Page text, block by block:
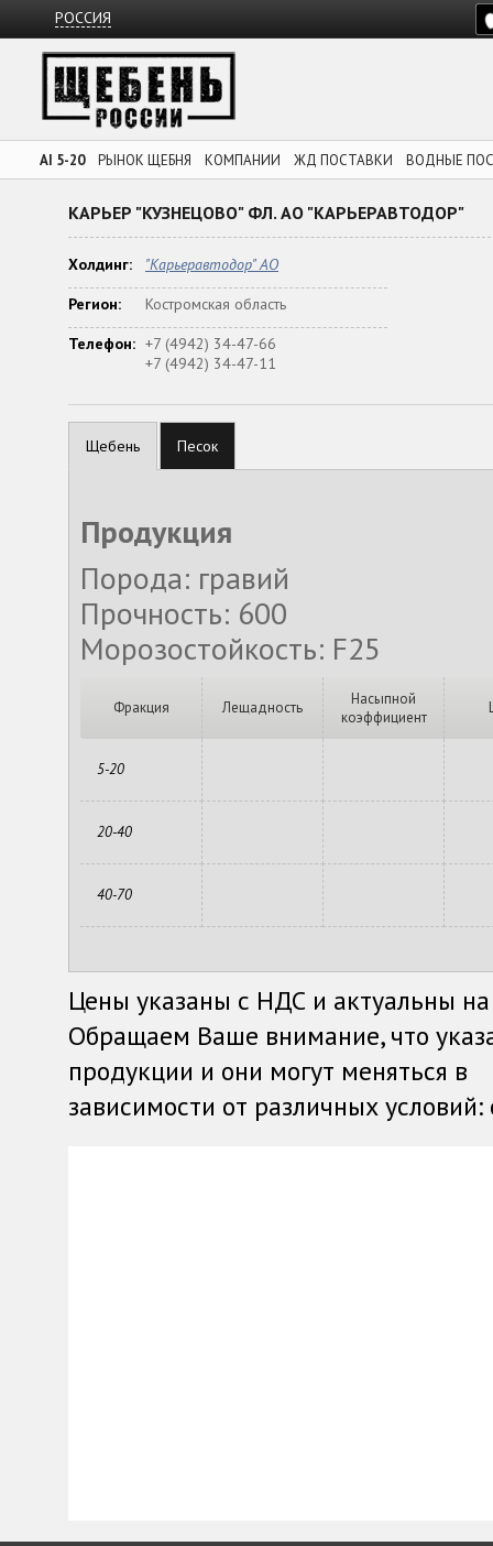
РОССИЯ
AI 5-20 РЫНОК ЩЕБНЯ КОМПАНИИ ЖД ПОСТАВКИ ВОДНЫЕ
КАРЬЕР "КУЗНЕЦОВО" ФЛ. АО "КАРЬЕРАВТОДОР"
Холдинг:
"Карьеравтодор" АО
Регион:
Костромская область
Телефон: +7 (4942) 34-47-66
+7 (4942) 34-47-11
Щебень Песок
Продукция
Порода: гравий
Прочность: 600
Морозостойкость: F25
Фракция Лещадность
Насыпной
коэффициент
5-20
20-40
40-70
Цены указаны с НДС и актуальны
Обращаем Ваше внимание, что
продукции и они могут меняться в
зависимости от различных